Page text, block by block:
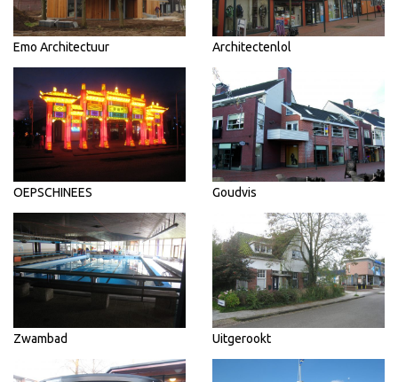
Emo Architectuur Architectenlol
OEPSCHINEES Goudvis
Zwambad Uitgerookt